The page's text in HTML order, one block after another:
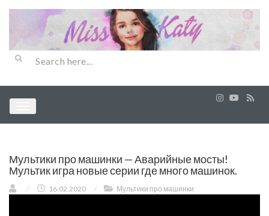
Мультики про машинки — Аварийные мосты!
Мультик игра новые серии где много машинок.
/ 16.02.2020 / Мультики про машинки